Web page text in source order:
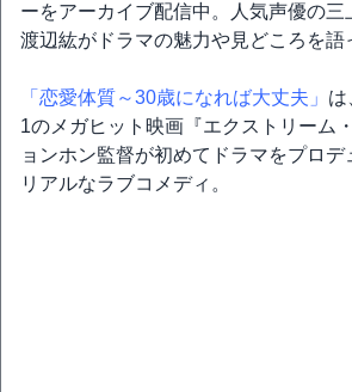
ーをアーカイブ配信中。人気声優の三
渡辺紘がドラマの魅力や見どころを語
「恋愛体質～30歳になれば大丈夫」 は
1のメガヒット映画『エクストリーム
ョンホン監督が初めてドラマをプロ
リアルなラブコメディ。